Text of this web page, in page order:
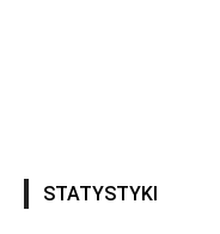
STATYSTYKI